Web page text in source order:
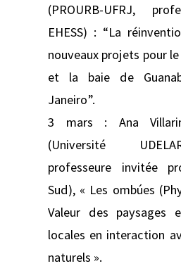
(PROURB-UFRJ,
EHESS) : “La
nouveaux projets pour
et la baie de
Janeiro”.
3 mars : Ana
(Université
professeure invitée
Sud), « Les ombúes
Valeur des paysages
locales en interaction
naturels ».